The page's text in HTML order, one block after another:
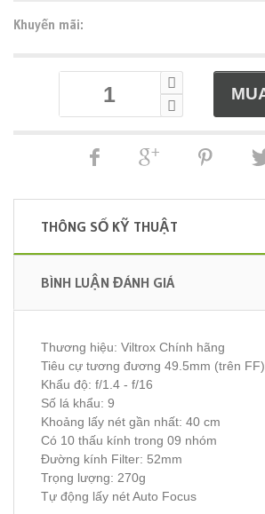
Khuyến mãi:
THÔNG SỐ KỸ THUẬT
BÌNH LUẬN ĐÁNH GIÁ
Thương hiệu: Viltrox Chính hãng
Tiêu cự tương đương 49.5mm (trên FF)
Khẩu độ: f/1.4 - f/16
Số lá khẩu: 9
Khoảng lấy nét gần nhất: 40 cm
Có 10 thấu kính trong 09 nhóm
Đường kính Filter: 52mm
Trọng lượng: 270g
Tự động lấy nét Auto Focus